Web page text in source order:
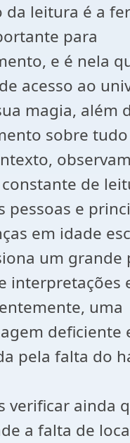
da leitura é a
para
e é nela
acesso ao
magia, além
sobre
de
pessoas e
em idade
um grande
interpretações
uma
deficiente
pela falta do
verificar ainda
a falta de